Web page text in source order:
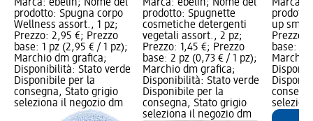
Marca: ebelin; Nome del
prodotto: Spugna corpo
Wellness assort., 1 pz;
Prezzo: 2,95 €; Prezzo
base: 1 pz (2,95 € / 1 pz);
Marchio dm grafica;
Disponibilità: Stato verde
Disponibile per la
consegna, Stato grigio
seleziona il negozio dm
Marca: ebelin; Nome del
prodotto: Spugnette
cosmetiche detergenti
vegetali assort., 2 pz;
Prezzo: 1,45 €; Prezzo
base: 2 pz (0,73 € / 1 pz);
Marchio dm grafica;
Disponibilità: Stato verde
Disponibile per la
consegna, Stato grigio
seleziona il negozio dm
Marca:
up
Prezzo:
base: 1
Marchio